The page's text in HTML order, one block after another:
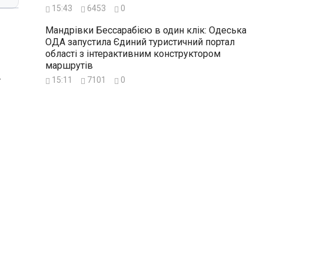
15:43 6453 0
Мандрівки Бессарабією в один клік: Одеська
ОДА запустила Єдиний туристичний портал
області з інтерактивним конструктором
маршрутів
15:11 7101 0